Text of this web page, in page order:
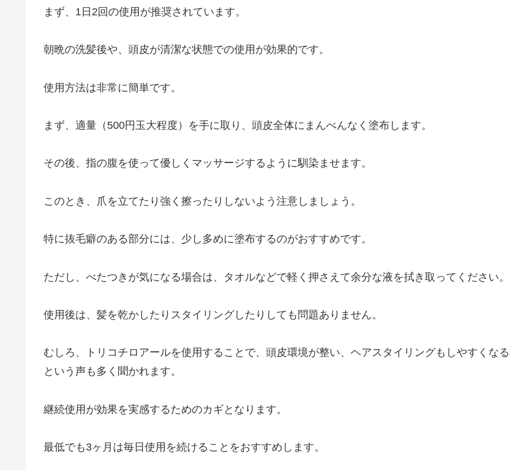
まず、1日2回の使用が推奨されています。
朝晩の洗髪後や、頭皮が清潔な状態での使用が効果的です。
使用方法は非常に簡単です。
まず、適量（500円玉大程度）を手に取り、頭皮全体にまんべんなく塗布します。
その後、指の腹を使って優しくマッサージするように馴染ませます。
このとき、爪を立てたり強く擦ったりしないよう注意しましょう。
特に抜毛癖のある部分には、少し多めに塗布するのがおすすめです。
ただし、べたつきが気になる場合は、タオルなどで軽く押さえて余分な液を拭き取ってください。
使用後は、髪を乾かしたりスタイリングしたりしても問題ありません。
むしろ、トリコチロアールを使用することで、頭皮環境が整い、ヘアスタイリングもしやすくなる
という声も多く聞かれます。
継続使用が効果を実感するためのカギとなります。
最低でも3ヶ月は毎日使用を続けることをおすすめします。